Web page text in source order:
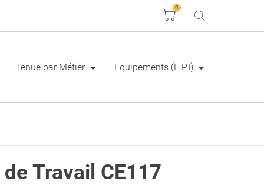
Panier
0
Tenue par Métier Equipements (E.P.I)
Travail CE117